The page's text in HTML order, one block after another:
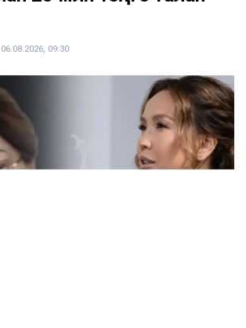
06.08.2026, 09:30